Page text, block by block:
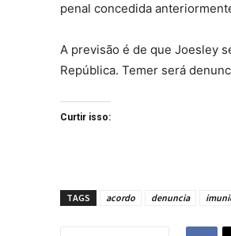
penal concedida
A previsão é de que Joesley
República. Temer será
Curtir isso:
TAGS acordo denuncia